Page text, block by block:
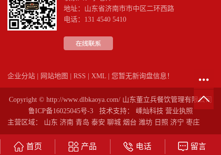
地址：山东省济南市市中区二环西路
电话：131 4540 5410
企业分站 网站地图 RSS XML 您暂无新询盘信息！
Copyright © http://www.dlbkaoya.com/ 山东董立兵餐饮管理有限公司
鲁ICP备16025045号-3 技术支持： 嵊灿科技 营业执照
主营区域： 山东 济南 青岛 泰安 聊城 烟台 潍坊 日照 济宁 枣庄
首页 产品 电话 留言